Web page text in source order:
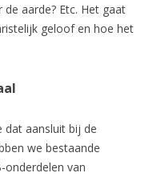
aarde? Etc. Het gaat
geloof en hoe het
dat aansluit bij de
we bestaande
onderdelen van